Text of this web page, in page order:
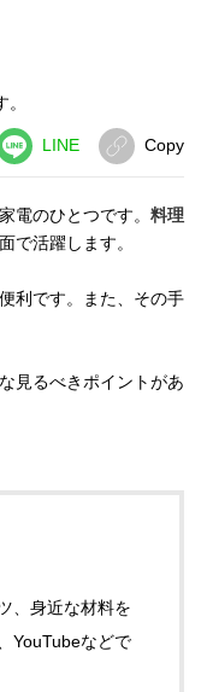
LINE Copy
電のひとつです。 料理
で活躍します。
利です。また、その手
見るべきポイントがあ
、身近な材料を
YouTubeなどで